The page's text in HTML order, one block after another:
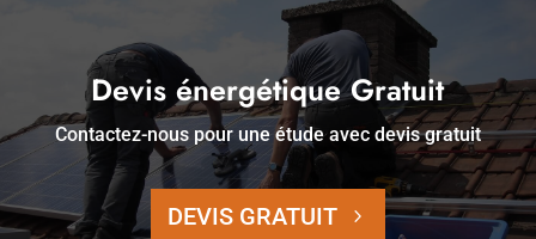
Devis énergétique Gratuit
Contactez-nous pour une étude avec devis gratuit
DEVIS GRATUIT